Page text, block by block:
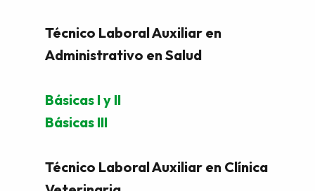
Técnico Laboral Auxiliar en
Administrativo en Salud
Básicas I y II
Básicas III
Técnico Laboral Auxiliar en Clínica